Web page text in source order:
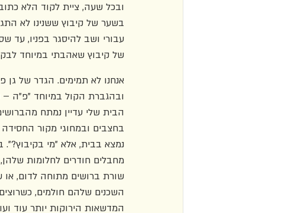
ובכל שעה, ציית לקוד הלא
בשער של קיבוץ ששנינו לא
עבורי ושב להיסגר בפניו, עד
של קיבוץ שאהבתי במיוחד
אנחנו לא תמימים. הגדר של גן
ובהגברת הקול במיוחד "פ"ה
הבית שלי עדיין נמתח
בחצבים ובמחוגי מקור
נמצא בבית, אלא "מי בקיבוץ?".
מחבלים חודרים לחלומות
שורת ברושים מתוחה לדום, או
השכנים שלהם חולמים,
המדשאות הירוקות יותר עוד